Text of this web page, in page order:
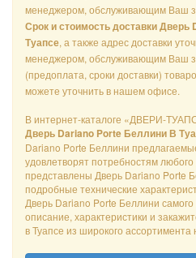
менеджером, обслуживающим Ваш
Срок и стоимость доставки
Туапсе, а также адрес доставки
менеджером, обслуживающим Ваш
(предоплата, сроки доставки)
можете уточнить в нашем офисе.
В интернет-каталоге «ДВЕРИ-
Дверь Dariano Porte Беллини В
Dariano Porte Беллини
удовлетворят потребностям любого
представлены Дверь Dariano Porte
подробные технические
Дверь Dariano Porte Беллини самого
описание, характеристики и
в Туапсе из широкого ассортимента